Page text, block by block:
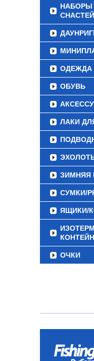
СНАСТЕЙ
ОДЕЖДА
ОБУВЬ
ЛАКИ
ЗИМНЯЯ
СУМКИ/
ЯЩИКИ/
ОЧКИ